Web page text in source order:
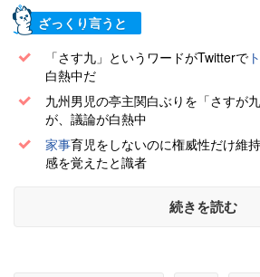
ざっくり言うと
「さす九」というワードがTwitterで
白熱中だ
九州男児の亭主関白ぶりを「さすが
が、議論が白熱中
家事育児をしないのに権威性だけ維
感を覚えたと識者
続きを読む